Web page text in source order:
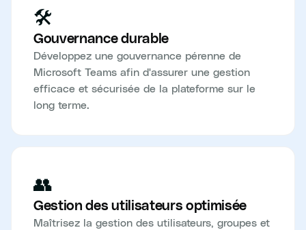
🛠️
Gouvernance durable
Développez une gouvernance pérenne de
Microsoft Teams afin d'assurer une gestion
efficace et sécurisée de la plateforme sur le
long terme.
👥
Gestion des utilisateurs optimisée
Maîtrisez la gestion des utilisateurs, groupes et